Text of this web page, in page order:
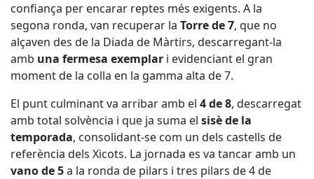
confiança per encarar reptes més exigents. A la
segona ronda, van recuperar la Torre de 7, que no
alçaven des de la Diada de Màrtirs, descarregant-la
amb una fermesa exemplar i evidenciant el gran
moment de la colla en la gamma alta de 7.
El punt culminant va arribar amb el 4 de 8, descarregat
amb total solvència i que ja suma el sisè de la
temporada, consolidant-se com un dels castells de
referència dels Xicots. La jornada es va tancar amb un
vano de 5a la ronda de pilars i tres pilars de 4 de